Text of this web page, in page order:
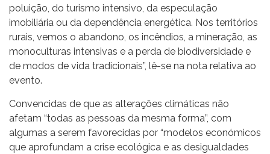
poluição, do turismo intensivo, da especulação
imobiliária ou da dependência energética. Nos territórios
rurais, vemos o abandono, os incêndios, a mineração, as
monoculturas intensivas e a perda de biodiversidade e
de modos de vida tradicionais”, lê-se na nota relativa ao
evento.
Convencidas de que as alterações climáticas não
afetam “todas as pessoas da mesma forma”, com
algumas a serem favorecidas por “modelos económicos
que aprofundam a crise ecológica e as desigualdades